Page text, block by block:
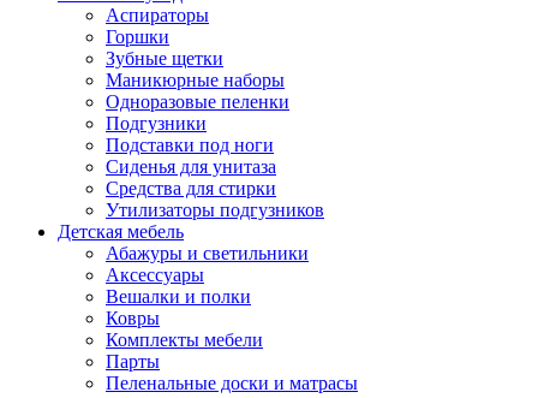
Аспираторы
Горшки
Зубные щетки
Маникюрные наборы
Одноразовые пеленки
Подгузники
Подставки под ноги
Сиденья для унитаза
Средства для стирки
Утилизаторы подгузников
Детская мебель
Абажуры и светильники
Аксессуары
Вешалки и полки
Ковры
Комплекты мебели
Парты
Пеленальные доски и матрасы